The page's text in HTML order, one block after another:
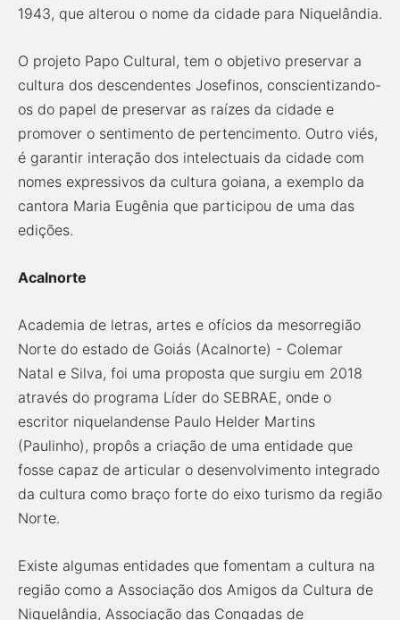
1943, que alterou o nome da cidade para Niquelândia.
O projeto Papo Cultural, tem o objetivo preservar a
cultura dos descendentes Josefinos, conscientizando-
os do papel de preservar as raízes da cidade e
promover o sentimento de pertencimento. Outro viés,
é garantir interação dos intelectuais da cidade com
nomes expressivos da cultura goiana, a exemplo da
cantora Maria Eugênia que participou de uma das
edições.
Acalnorte
Academia de letras, artes e ofícios da mesorregião
Norte do estado de Goiás (Acalnorte) - Colemar
Natal e Silva, foi uma proposta que surgiu em 2018
através do programa Líder do SEBRAE, onde o
escritor niquelandense Paulo Helder Martins
(Paulinho), propôs a criação de uma entidade que
fosse capaz de articular o desenvolvimento integrado
da cultura como braço forte do eixo turismo da região
Norte.
Existe algumas entidades que fomentam a cultura na
região como a Associação dos Amigos da Cultura de
Niquelândia, Associação das Congadas de